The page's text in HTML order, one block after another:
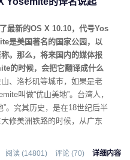
最新的OS X 10.10，代号Yos
是美国著名的国家公园，以
。那么，将来国内的媒体报
的时候，会把它翻译成什么
、洛杉矶等城市，如果是老
叫做“优山美地”。台湾人，
”。究其历史，是在18世纪后半
修美洲铁路的时候，从广东
国大陆的第一代华人。
阅读 (14801) 评论 (70) 详细内容